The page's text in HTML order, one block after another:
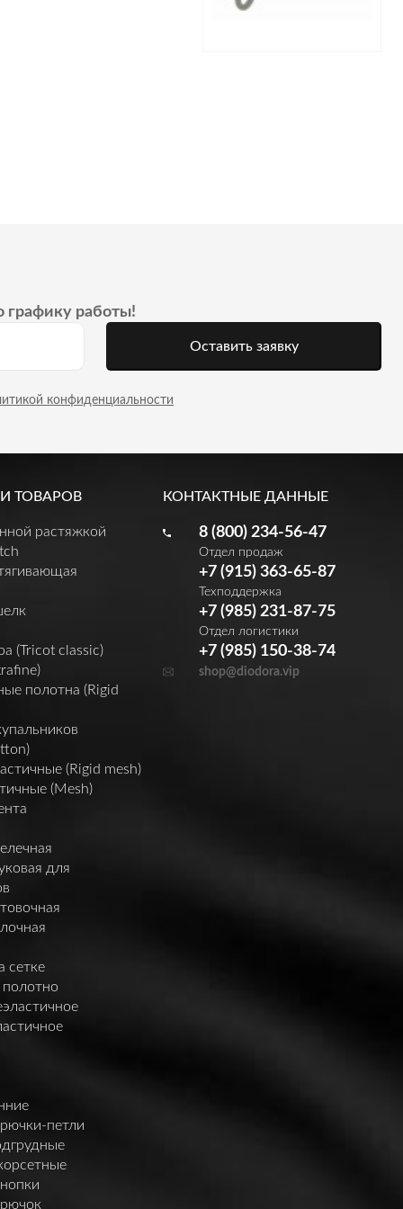
графику работы!
Оставить заявку
конфиденциальности
ТОВАРОВ
растяжкой
(Tricot classic)
полотна (Rigid
(Rigid mesh)
(Mesh)
для
сетке
петли
КОНТАКТНЫЕ ДАННЫЕ
8 (800) 234-56-47
Отдел продаж
+7 (915) 363-65-87
Техподдержка
+7 (985) 231-87-75
Отдел логистики
+7 (985) 150-38-74
shop@diodora.vip